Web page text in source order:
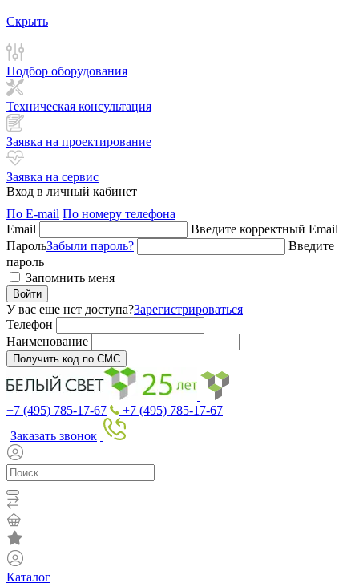
Скрыть
Подбор оборудования
Техническая консультация
Заявка на проектирование
Заявка на сервис
Вход в личный кабинет
По E-mail По номеру телефона
Email
Введите корректный Email
ПарольЗабыли пароль?
Введите
пароль
Запомнить меня
Войти
У вас еще нет доступа?Зарегистрироваться
Телефон
Наименование
Получить код по СМС
+7 (495) 785-17-67
+7 (495) 785-17-67
Заказать звонок
Каталог